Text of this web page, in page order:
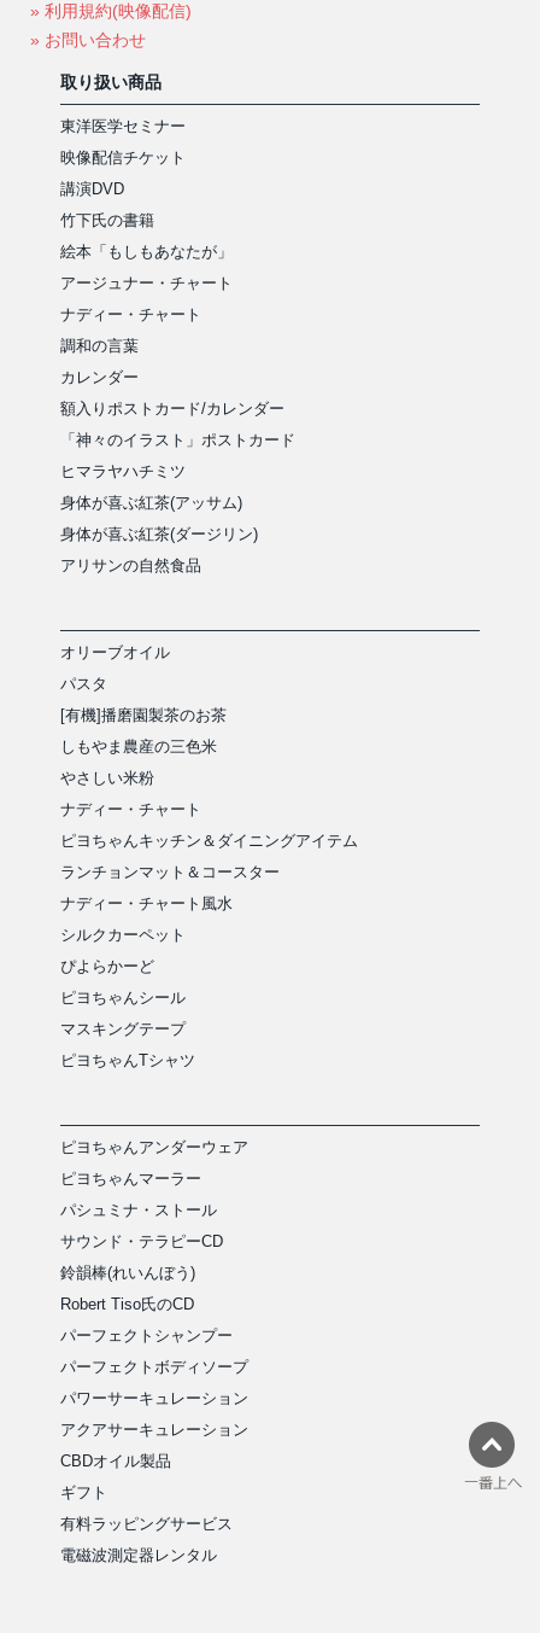
» 利用規約(映像配信)
» お問い合わせ
取り扱い商品
東洋医学セミナー
映像配信チケット
講演DVD
竹下氏の書籍
絵本「もしもあなたが」
アージュナー・チャート
ナディー・チャート
調和の言葉
カレンダー
額入りポストカード/カレンダー
「神々のイラスト」ポストカード
ヒマラヤハチミツ
身体が喜ぶ紅茶(アッサム)
身体が喜ぶ紅茶(ダージリン)
アリサンの自然食品
オリーブオイル
パスタ
[有機]播磨園製茶のお茶
しもやま農産の三色米
やさしい米粉
ナディー・チャート
ピヨちゃんキッチン＆ダイニングアイテム
ランチョンマット＆コースター
ナディー・チャート風水
シルクカーペット
ぴよらかーど
ピヨちゃんシール
マスキングテープ
ピヨちゃんTシャツ
ピヨちゃんアンダーウェア
ピヨちゃんマーラー
パシュミナ・ストール
サウンド・テラピーCD
鈴韻棒(れいんぼう)
Robert Tiso氏のCD
パーフェクトシャンプー
パーフェクトボディソープ
パワーサーキュレーション
アクアサーキュレーション
CBDオイル製品
ギフト
有料ラッピングサービス
電磁波測定器レンタル